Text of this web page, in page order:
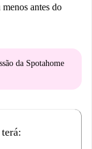
antes do
da Spotahome